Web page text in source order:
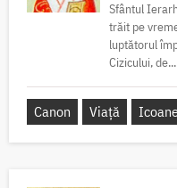
Sfântul
trăit pe
luptătorul
Cizicului, de...
Canon Viață